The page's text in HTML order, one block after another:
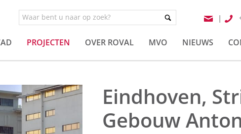
|
PROJECTEN OVER ROVAL MVO NIEUWS
Eindhoven,
Gebouw